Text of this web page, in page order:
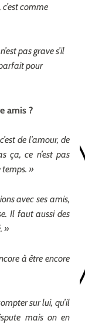
c’est comme
pas grave s’il
parfait pour
amis ?
de l’amour, de
ça, ce n’est pas
temps. »
avec ses amis,
Il faut aussi des
»
à être encore
sur lui, qu’il
mais on en